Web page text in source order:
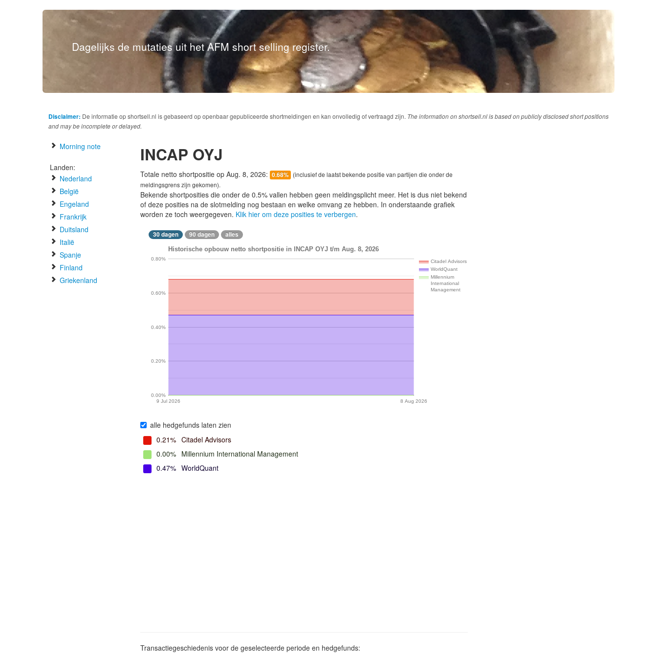
Dagelijks de mutaties uit het AFM short selling register.
Disclaimer: De informatie op shortsell.nl is gebaseerd op openbaar gepubliceerde shortmeldingen en kan onvolledig of vertraagd zijn. The information on shortsell.nl is based on publicly disclosed short positions
and may be incomplete or delayed.
Morning note
Landen:
Nederland
België
Engeland
Frankrijk
Duitsland
Italië
Spanje
Finland
Griekenland
INCAP OYJ
Totale netto shortpositie op Aug. 8, 2026: 0.68% (inclusief de laatst bekende positie van partijen die onder de
meldingsgrens zijn gekomen).
Bekende shortposities die onder de 0.5% vallen hebben geen meldingsplicht meer. Het is dus niet bekend
of deze posities na de slotmelding nog bestaan en welke omvang ze hebben. In onderstaande grafiek
worden ze toch weergegeven. Klik hier om deze posities te verbergen.
30 dagen 90 dagen alles
Historische opbouw netto shortpositie in INCAP OYJ t/m Aug. 8, 2026
Citadel Advisors
WorldQuant
Millennium
International
Management
9 Jul 2026 8 Aug 2026
0.00%
0.20%
0.40%
0.60%
0.80%
alle hedgefunds laten zien
0.21% Citadel Advisors
0.00% Millennium International Management
0.47% WorldQuant
Transactiegeschiedenis voor de geselecteerde periode en hedgefunds: